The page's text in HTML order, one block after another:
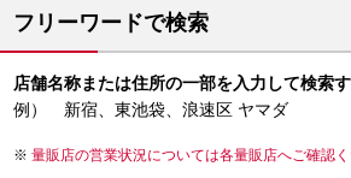
フリーワードで検索
店舗名称または住所の一部を入力して検索
例） 新宿、東池袋、浪速区 ヤマダ
量販店の営業状況については各量販店へご確認く